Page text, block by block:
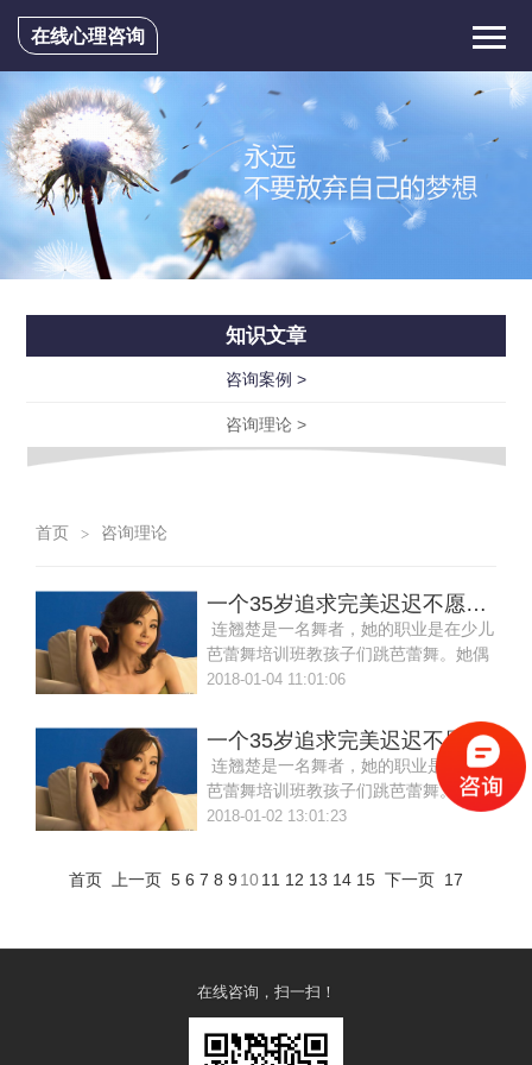
在线心理咨询
知识文章
咨询案例 >
咨询理论 >
首页 > 咨询理论
一个35岁追求完美迟迟不愿意结婚的大龄女孩案例
连翘楚是一名舞者，她的职业是在少儿
芭蕾舞培训班教孩子们跳芭蕾舞。她偶
尔也会参加一些演出活
2018-01-04 11:01:06
一个35岁追求完美迟迟不愿意结婚的大龄女孩案例
连翘楚是一名舞者，她的职业是在少儿
芭蕾舞培训班教孩子们跳芭蕾舞。她偶
尔也会参加一些演出活
2018-01-02 13:01:23
首页 上一页 5 6 7 8 9 1011 12 13 14 15 下一页 17
在线咨询，扫一扫！